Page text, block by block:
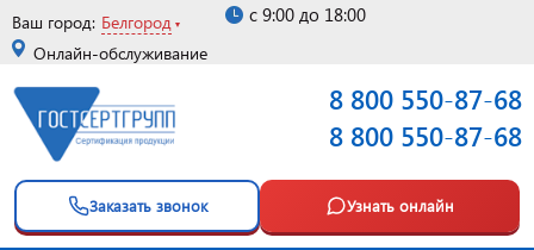
Ваш город: Белгород
Онлайн-обслуживание
с 9:00 до 18:00
8 800 550-87-68
8 800 550-87-68
Заказать звонок Узнать онлайн